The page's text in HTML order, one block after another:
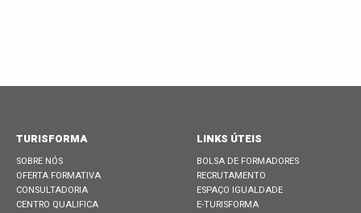
TURISFORMA
SOBRE NÓS
OFERTA FORMATIVA
CONSULTADORIA
CENTRO QUALIFICA
LINKS ÚTEIS
BOLSA DE FORMADORES
RECRUTAMENTO
ESPAÇO IGUALDADE
E-TURISFORMA